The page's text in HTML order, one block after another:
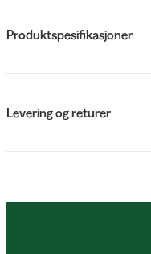
Produktspesifikasjoner
Levering og returer